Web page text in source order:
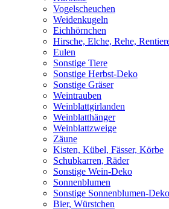
Vogelscheuchen
Weidenkugeln
Eichhörnchen
Hirsche, Elche, Rehe,
Eulen
Sonstige Tiere
Sonstige Herbst-Deko
Sonstige Gräser
Weintrauben
Weinblattgirlanden
Weinblatthänger
Weinblattzweige
Zäune
Kisten, Kübel, Fässer, Körbe
Schubkarren, Räder
Sonstige Wein-Deko
Sonnenblumen
Sonstige Sonnenblumen-Deko
Bier, Würstchen